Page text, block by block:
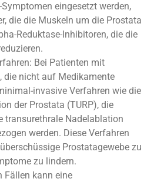
eingesetzt werden,
die die Muskeln um die Prostata
Reduktase-Inhibitoren, die die
Bei Patienten mit
die nicht auf Medikamente
invasive Verfahren wie die
der Prostata (TURP), die
transurethrale Nadelablation
werden. Diese Verfahren
Prostatagewebe zu
zu lindern.
Fällen kann eine